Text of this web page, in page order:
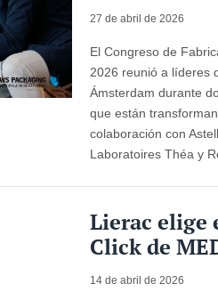
27 de abril de 2026
El Congreso de
2026 reunió a líderes
Ámsterdam durante
que están
colaboración con
Laboratoires Théa y
Lierac elige
Click de
14 de abril de 2026